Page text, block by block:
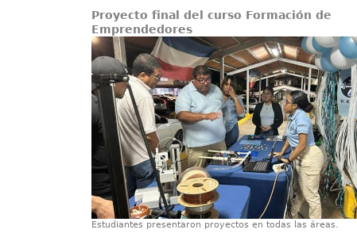
Proyecto final del curso Formación de
Emprendedores
Estudiantes presentaron proyectos en todas las áreas.